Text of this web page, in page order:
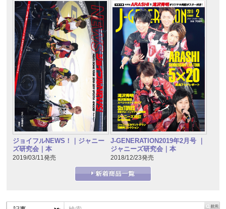
ジョイフルNEWS！｜ジャニー
ズ研究会｜本
2019/03/11発売
J-GENERATION2019年2月号 ｜
ジャニーズ研究会｜本
2018/12/23発売